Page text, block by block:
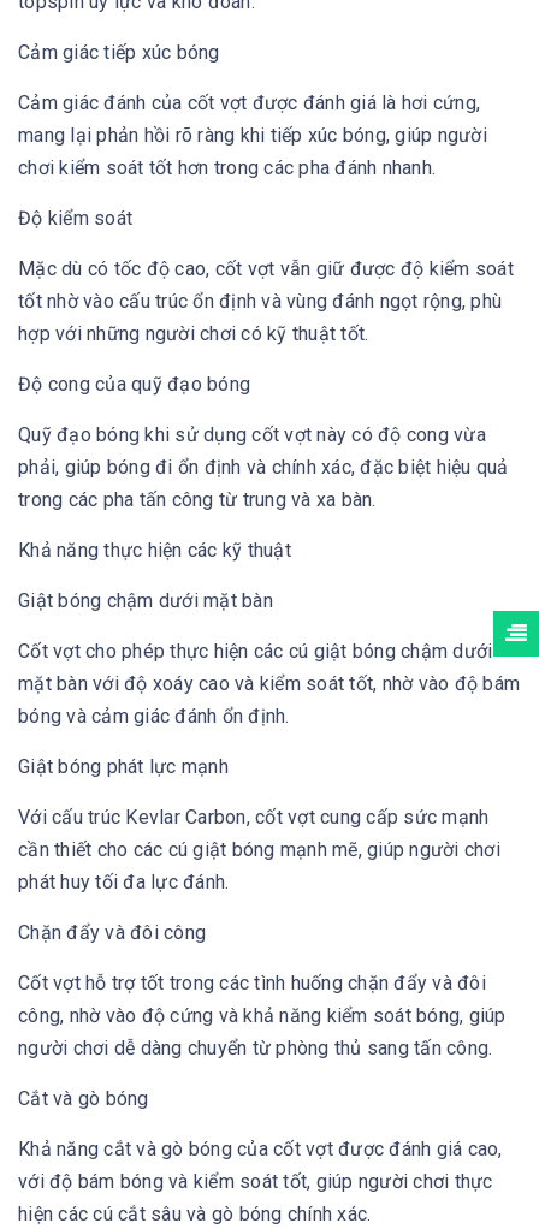
Cảm giác tiếp xúc bóng
Cảm giác đánh của cốt vợt được đánh giá là hơi cứng,
mang lại phản hồi rõ ràng khi tiếp xúc bóng, giúp người
chơi kiểm soát tốt hơn trong các pha đánh nhanh.
Độ kiểm soát
Mặc dù có tốc độ cao, cốt vợt vẫn giữ được độ kiểm soát
tốt nhờ vào cấu trúc ổn định và vùng đánh ngọt rộng, phù
hợp với những người chơi có kỹ thuật tốt.
Độ cong của quỹ đạo bóng
Quỹ đạo bóng khi sử dụng cốt vợt này có độ cong vừa
phải, giúp bóng đi ổn định và chính xác, đặc biệt hiệu quả
trong các pha tấn công từ trung và xa bàn.
Khả năng thực hiện các kỹ thuật
Giật bóng chậm dưới mặt bàn
Cốt vợt cho phép thực hiện các cú giật bóng chậm dưới
mặt bàn với độ xoáy cao và kiểm soát tốt, nhờ vào độ bám
bóng và cảm giác đánh ổn định.
Giật bóng phát lực mạnh
Với cấu trúc Kevlar Carbon, cốt vợt cung cấp sức mạnh
cần thiết cho các cú giật bóng mạnh mẽ, giúp người chơi
phát huy tối đa lực đánh.
Chặn đẩy và đôi công
Cốt vợt hỗ trợ tốt trong các tình huống chặn đẩy và đôi
công, nhờ vào độ cứng và khả năng kiểm soát bóng, giúp
người chơi dễ dàng chuyển từ phòng thủ sang tấn công.
Cắt và gò bóng
Khả năng cắt và gò bóng của cốt vợt được đánh giá cao,
với độ bám bóng và kiểm soát tốt, giúp người chơi thực
hiện các cú cắt sâu và gò bóng chính xác.